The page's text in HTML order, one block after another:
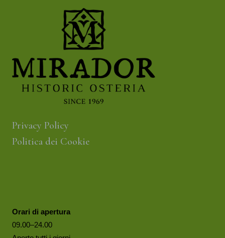
Privacy Policy
Politica dei Cookie
Orari di apertura
09.00–24.00